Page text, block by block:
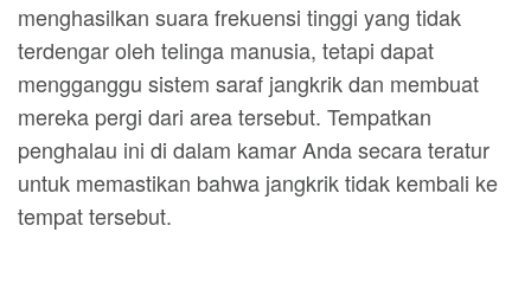
menghasilkan suara frekuensi tinggi yang tidak
terdengar oleh telinga manusia, tetapi dapat
mengganggu sistem saraf jangkrik dan membuat
mereka pergi dari area tersebut. Tempatkan
penghalau ini di dalam kamar Anda secara teratur
untuk memastikan bahwa jangkrik tidak kembali ke
tempat tersebut.